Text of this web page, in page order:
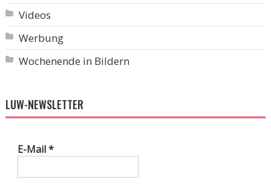
Videos
Werbung
Wochenende in Bildern
LUW-NEWSLETTER
E-Mail*